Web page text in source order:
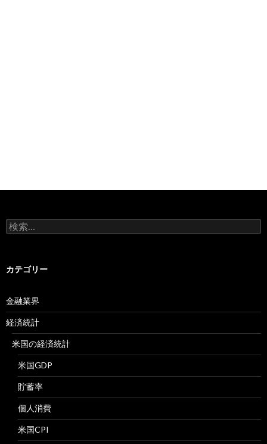
検
索:
カテゴリー
金融業界
経済統計
米国の経済統計
米国GDP
貯蓄率
個人消費
米国CPI